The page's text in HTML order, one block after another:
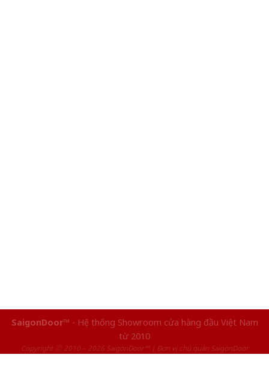
SaigonDoor™ - Hệ thống Showroom cửa hàng đầu Việt Nam
từ 2010
Copyright ⓒ 2010 – 2026 SaigonDoor™ | Đơn vị chủ quản SaigonDoor